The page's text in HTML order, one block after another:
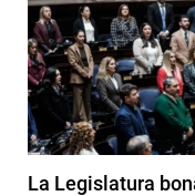
La Legislatura